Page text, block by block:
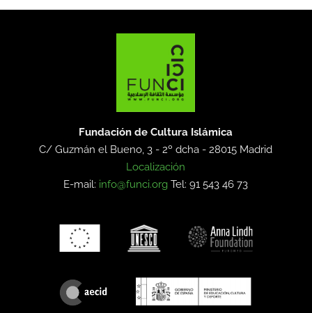
Fundación de Cultura Islámica
C/ Guzmán el Bueno, 3 - 2º dcha -28015 Madrid
Localización
E-mail: info@funci.org Tel: 91 543 46 73